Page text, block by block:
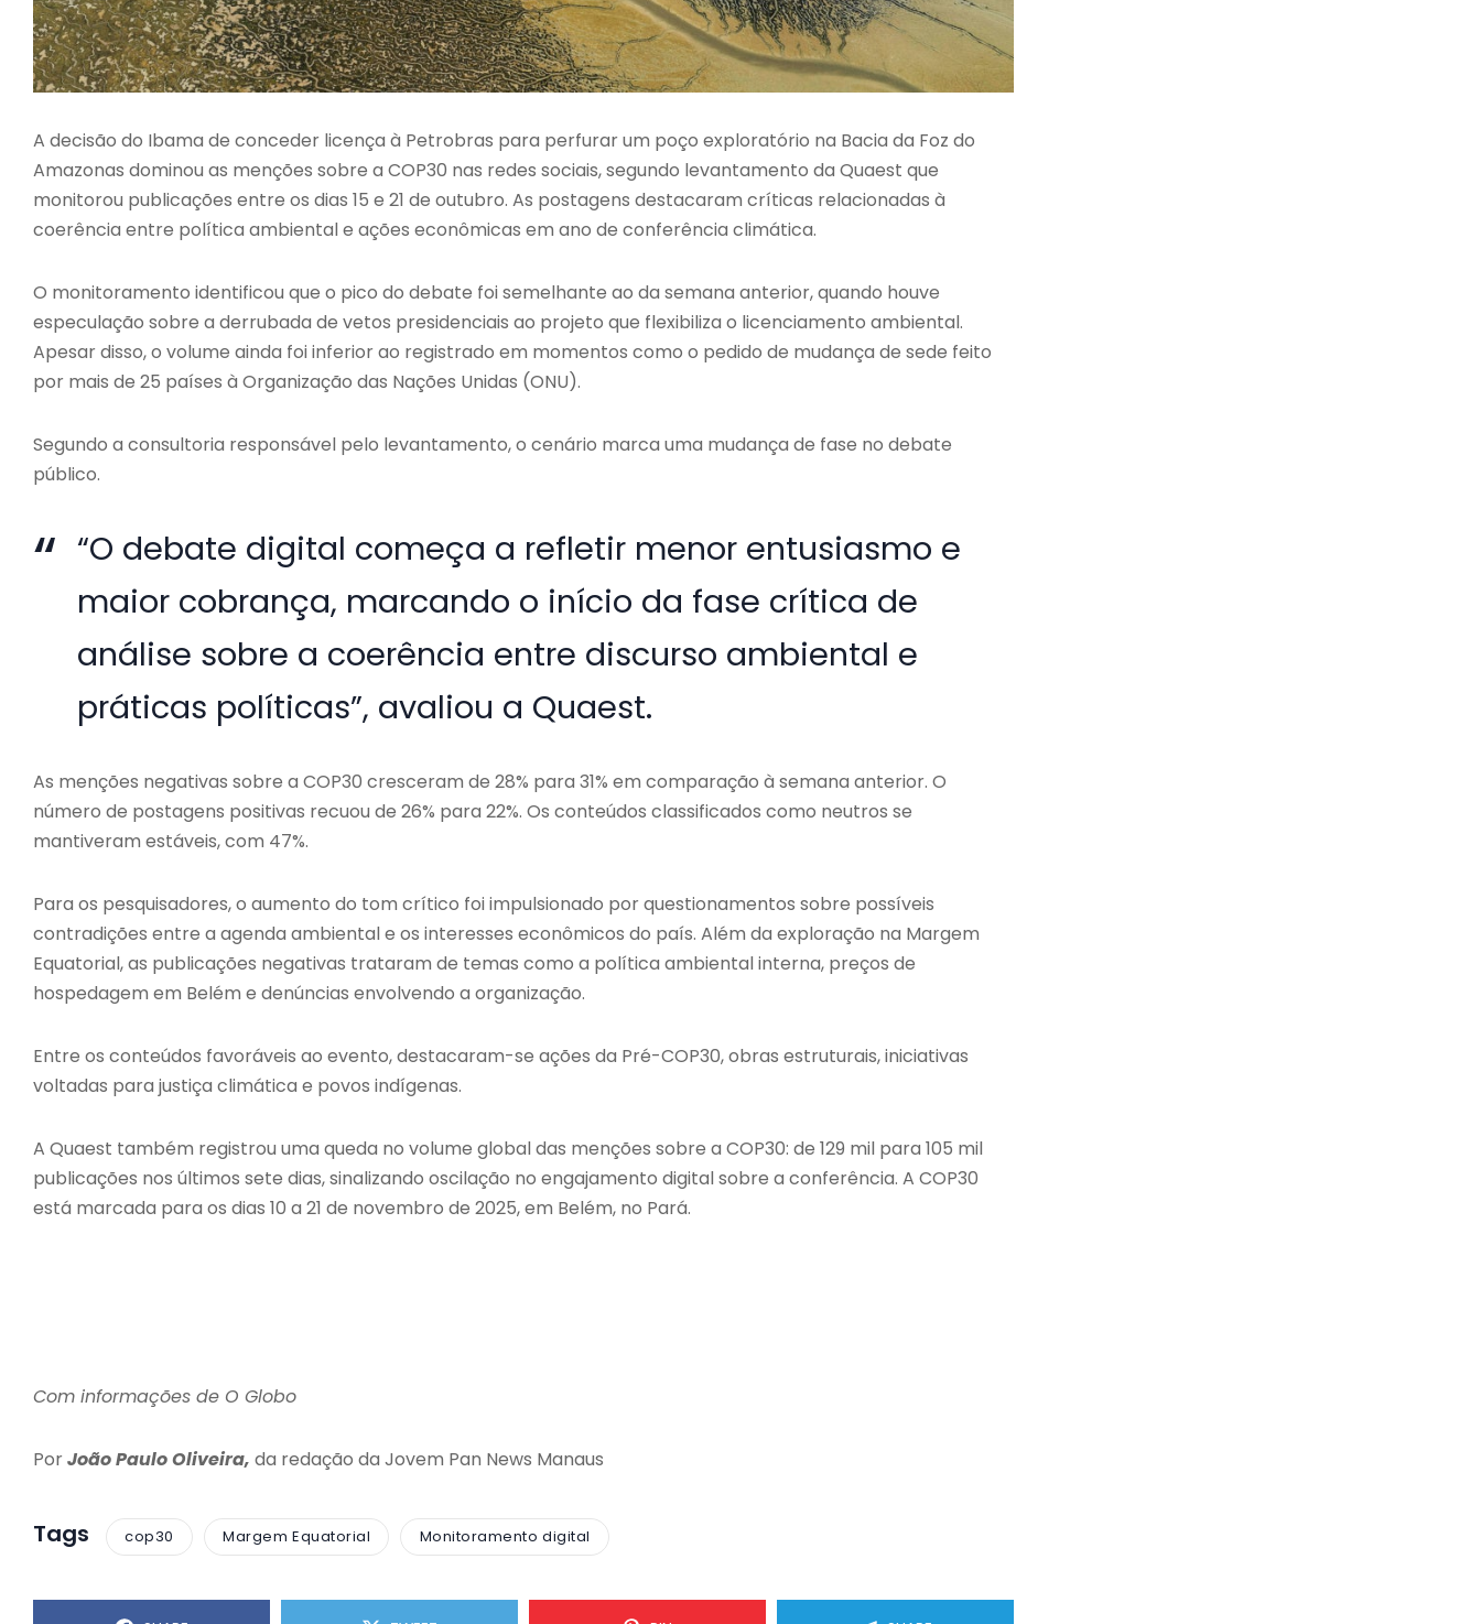
A decisão do Ibama de conceder licença à Petrobras para perfurar um poço exploratório na Bacia da Foz do
Amazonas dominou as menções sobre a COP30 nas redes sociais, segundo levantamento da Quaest que
monitorou publicações entre os dias 15 e 21 de outubro. As postagens destacaram críticas relacionadas à
coerência entre política ambiental e ações econômicas em ano de conferência climática.
O monitoramento identificou que o pico do debate foi semelhante ao da semana anterior, quando houve
especulação sobre a derrubada de vetos presidenciais ao projeto que flexibiliza o licenciamento ambiental.
Apesar disso, o volume ainda foi inferior ao registrado em momentos como o pedido de mudança de sede feito
por mais de 25 países à Organização das Nações Unidas (ONU).
Segundo a consultoria responsável pelo levantamento, o cenário marca uma mudança de fase no debate
público.
“O debate digital começa a refletir menor entusiasmo e
maior cobrança, marcando o início da fase crítica de
análise sobre a coerência entre discurso ambiental e
práticas políticas”, avaliou a Quaest.
As menções negativas sobre a COP30 cresceram de 28% para 31% em comparação à semana anterior. O
número de postagens positivas recuou de 26% para 22%. Os conteúdos classificados como neutros se
mantiveram estáveis, com 47%.
Para os pesquisadores, o aumento do tom crítico foi impulsionado por questionamentos sobre possíveis
contradições entre a agenda ambiental e os interesses econômicos do país. Além da exploração na Margem
Equatorial, as publicações negativas trataram de temas como a política ambiental interna, preços de
hospedagem em Belém e denúncias envolvendo a organização.
Entre os conteúdos favoráveis ao evento, destacaram-se ações da Pré-COP30, obras estruturais, iniciativas
voltadas para justiça climática e povos indígenas.
A Quaest também registrou uma queda no volume global das menções sobre a COP30: de 129 mil para 105 mil
publicações nos últimos sete dias, sinalizando oscilação no engajamento digital sobre a conferência. A COP30
está marcada para os dias 10 a 21 de novembro de 2025, em Belém, no Pará.
Com informações de O Globo
PorJoão Paulo Oliveira, da redação da Jovem Pan News Manaus
Tags cop30 Margem Equatorial Monitoramento digital